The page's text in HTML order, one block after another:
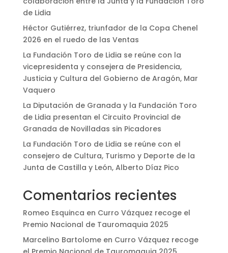
de Lidia
Héctor Gutiérrez, triunfador de la Copa Chenel
2026 en el ruedo de las Ventas
La Fundación Toro de Lidia se reúne con la
vicepresidenta y consejera de Presidencia,
Justicia y Cultura del Gobierno de Aragón, Mar
Vaquero
La Diputación de Granada y la Fundación Toro
de Lidia presentan el Circuito Provincial de
Granada de Novilladas sin Picadores
La Fundación Toro de Lidia se reúne con el
consejero de Cultura, Turismo y Deporte de la
Junta de Castilla y León, Alberto Díaz Pico
Comentarios recientes
Romeo Esquinca en Curro Vázquez recoge el
Premio Nacional de Tauromaquia 2025
Marcelino Bartolomeen Curro Vázquez recoge